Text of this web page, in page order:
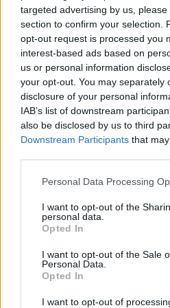
targeted advertising by us,
section to confirm your selection.
opt-out request is processed you
interest-based ads based on
us or personal information
your opt-out. You may separately
disclosure of your personal
IAB’s list of downstream
also be disclosed by us to third
Downstream Participants that
Personal Data Processing
I want to opt-out of the
personal data.
Opted In
I want to opt-out of the Sale
Personal Data.
Opted In
I want to opt-out of
πανηγυρίζοντας γκολ που εν
ΓΕΕΘΑ: Υπεγράφη το Κοινό
Κύπρου – Ιορδανίας για το 2026
13:38
Συνταγή για γαρίδες tempura
Ντόναλντ Τραμπ: «Παρτίδα